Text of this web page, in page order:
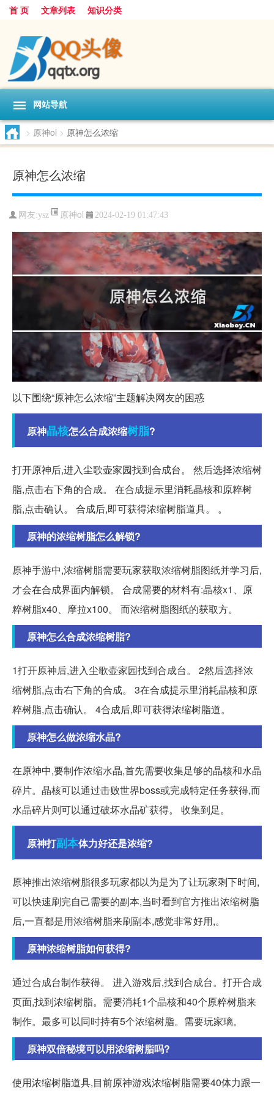
首 页 文章列表 知识分类
网站导航
> 原神ol > 原神怎么浓缩
原神怎么浓缩
网友:ysz 原神ol 2024-02-19 01:47:43
以下围绕“原神怎么浓缩”主题解决网友的困惑
原神晶核怎么合成浓缩树脂?
打开原神后,进入尘歌壶家园找到合成台。 然后选择浓缩树
脂,点击右下角的合成。 在合成提示里消耗晶核和原粹树
脂,点击确认。 合成后,即可获得浓缩树脂道具。 。
原神的浓缩树脂怎么解锁?
原神手游中,浓缩树脂需要玩家获取浓缩树脂图纸并学习后,
才会在合成界面内解锁。 合成需要的材料有:晶核x1、原
粹树脂x40、摩拉x100。 而浓缩树脂图纸的获取方。
原神怎么合成浓缩树脂?
1打开原神后,进入尘歌壶家园找到合成台。 2然后选择浓
缩树脂,点击右下角的合成。 3在合成提示里消耗晶核和原
粹树脂,点击确认。 4合成后,即可获得浓缩树脂道。
原神怎么做浓缩水晶?
在原神中,要制作浓缩水晶,首先需要收集足够的晶核和水晶
碎片。晶核可以通过击败世界boss或完成特定任务获得,而
水晶碎片则可以通过破坏水晶矿获得。 收集到足。
原神打副本体力好还是浓缩?
原神推出浓缩树脂很多玩家都以为是为了让玩家剩下时间,
可以快速刷完自己需要的副本,当时看到官方推出浓缩树脂
后,一直都是用浓缩树脂来刷副本,感觉非常好用,。
原神浓缩树脂如何获得?
通过合成台制作获得。 进入游戏后,找到合成台。打开合成
页面,找到浓缩树脂。需要消耗1个晶核和40个原粹树脂来
制作。最多可以同时持有5个浓缩树脂。需要玩家璃。
原神双倍秘境可以用浓缩树脂吗?
使用浓缩树脂道具,目前原神游戏浓缩树脂需要40体力跟一